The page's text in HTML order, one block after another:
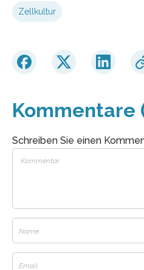
Zellkultur
Kommentare
Schreiben Sie einen